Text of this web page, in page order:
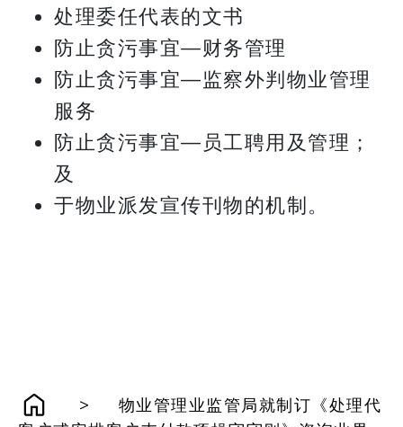
处理委任代表的文书
防止贪污事宜—财务管理
防止贪污事宜—监察外判物业管理
服务
防止贪污事宜—员工聘用及管理；
及
于物业派发宣传刊物的机制。
>
物业管理业监管局就制订《处理代